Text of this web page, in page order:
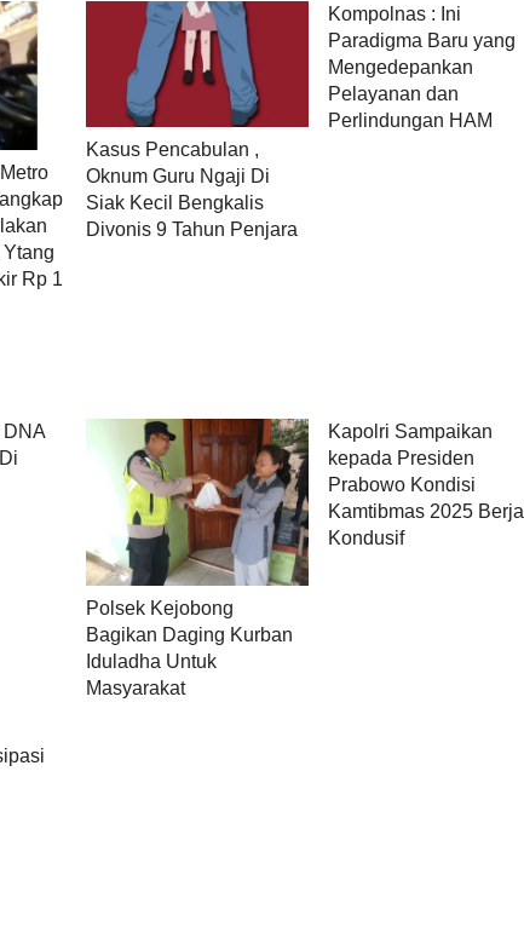
Rp 1
Kasus Pencabulan ,
Oknum Guru Ngaji Di
Siak Kecil Bengkalis
Divonis 9 Tahun Penjara
Kompolnas : Ini
Paradigma Baru yang
Mengedepankan
Pelayanan dan
Perlindungan HAM
Polsek Kejobong
Bagikan Daging Kurban
Iduladha Untuk
Masyarakat
Kapolri Sampaikan
kepada Presiden
Prabowo Kondisi
Kamtibmas 2025
Kondusif